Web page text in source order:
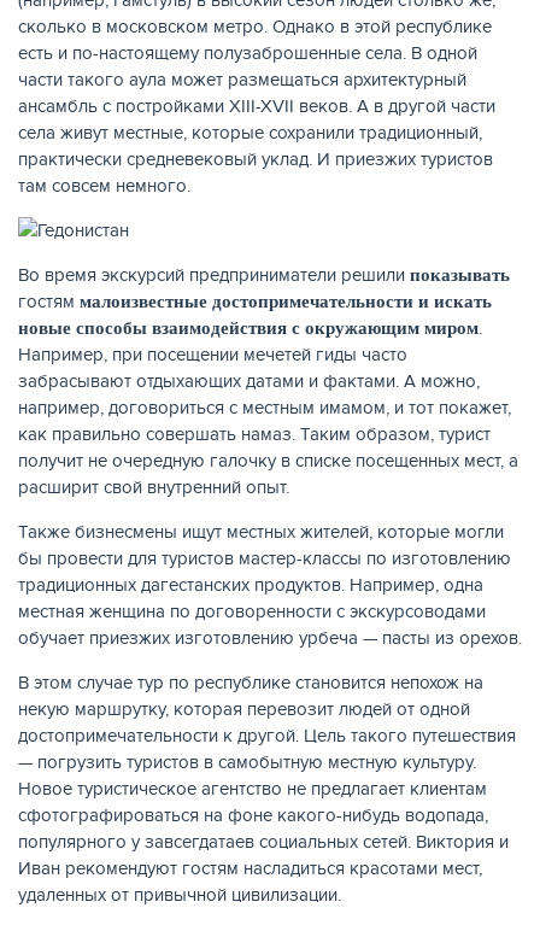
сколько в московском метро. Однако в этой республике
есть и по-настоящему полузаброшенные села. В одной
части такого аула может размещаться архитектурный
ансамбль с постройками XIII-XVII веков. А в другой части
села живут местные, которые сохранили традиционный,
практически средневековый уклад. И приезжих туристов
там совсем немного.
Во время экскурсий предприниматели решили показывать
гостям малоизвестные достопримечательности и искать
новые способы взаимодействия с окружающим миром.
Например, при посещении мечетей гиды часто
забрасывают отдыхающих датами и фактами. А можно,
например, договориться с местным имамом, и тот покажет,
как правильно совершать намаз. Таким образом, турист
получит не очередную галочку в списке посещенных мест, а
расширит свой внутренний опыт.
Также бизнесмены ищут местных жителей, которые могли
бы провести для туристов мастер-классы по изготовлению
традиционных дагестанских продуктов. Например, одна
местная женщина по договоренности с экскурсоводами
обучает приезжих изготовлению урбеча — пасты из орехов.
В этом случае тур по республике становится непохож на
некую маршрутку, которая перевозит людей от одной
достопримечательности к другой. Цель такого путешествия
— погрузить туристов в самобытную местную культуру.
Новое туристическое агентство не предлагает клиентам
сфотографироваться на фоне какого-нибудь водопада,
популярного у завсегдатаев социальных сетей. Виктория и
Иван рекомендуют гостям насладиться красотами мест,
удаленных от привычной цивилизации.